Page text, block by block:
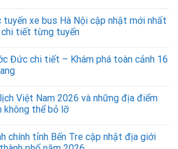
tuyến xe bus Hà Nội cập nhật mới nhất
tiết từng tuyến
Đức chi tiết – Khám phá toàn cảnh 16
Việt Nam 2026 và những địa điểm
không thể bỏ lỡ
chính tỉnh Bến Tre cập nhật địa giới